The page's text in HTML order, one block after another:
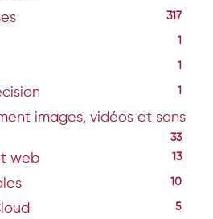
317
1
1
1
images, vidéos et sons
33
web 13
10
5